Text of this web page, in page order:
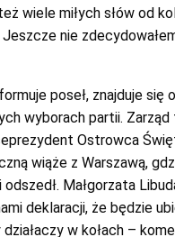
wiele miłych słów od
nie
poseł, znajduje się
wyborach partii.
Ostrowca
wiąże z Warszawą,
Małgorzata
deklaracji, że będzie
w kołach –